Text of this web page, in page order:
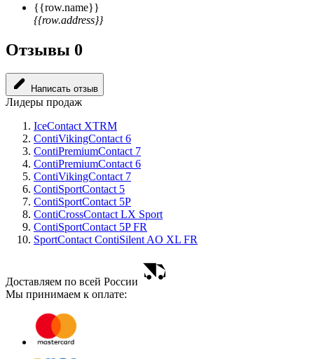
{{row.name}}
{{row.address}}
Отзывы 0
Написать отзыв
Лидеры продаж
IceContact XTRM
ContiVikingContact 6
ContiPremiumContact 7
ContiPremiumContact 6
ContiVikingContact 7
ContiSportContact 5
ContiSportContact 5P
ContiCrossContact LX Sport
ContiSportContact 5P FR
SportContact ContiSilent AO XL FR
Доставляем по всей России
Мы принимаем к оплате: